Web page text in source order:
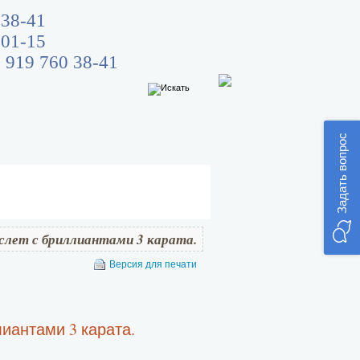
41
15
760 38-41
с бриллиантами 3 карата.
Версия для печати
3 карата.
Задать вопрос